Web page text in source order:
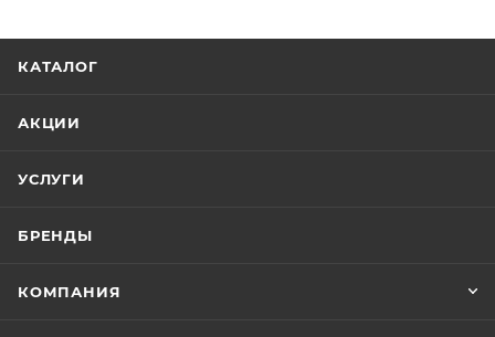
КАТАЛОГ
АКЦИИ
УСЛУГИ
БРЕНДЫ
КОМПАНИЯ